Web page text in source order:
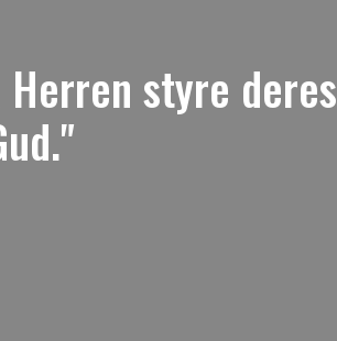
styre deres